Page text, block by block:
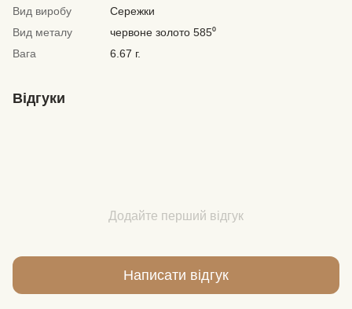
Вид виробу
Сережки
Вид металу
червоне золото 585⁰
Вага
6.67 г.
Відгуки
Додайте перший відгук
Написати відгук